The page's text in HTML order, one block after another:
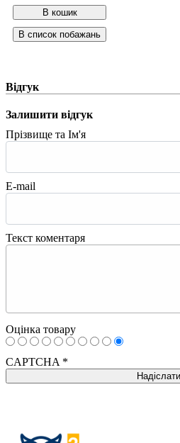
Відгук
Залишити відгук
Прізвище та Ім'я
E-mail
Текст коментаря
Оцінка товару
CAPTCHA *